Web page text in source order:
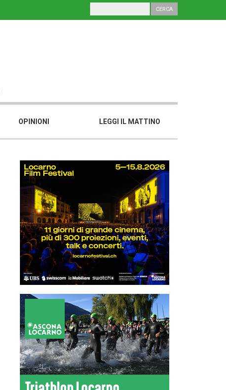
OPINIONI LEGGI IL MATTINO